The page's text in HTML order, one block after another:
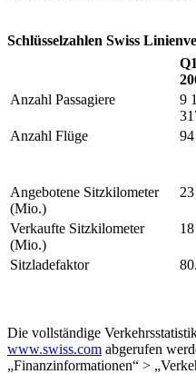
Schlüsselzahlen Swiss
Anzahl Passagiere
9
Anzahl Flüge
Angebotene Sitzkilometer
(Mio.)
Verkaufte Sitzkilometer
(Mio.)
Sitzladefaktor
Die vollständige
www.swiss.com abgerufen
„Finanzinformationen“ >